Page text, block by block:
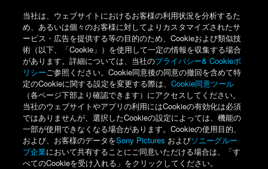
当社は、ウェブサイトにおけるお客様の利用状況を分析するた
め、あるいは個々のお客様に対してよりカスタマイズされたサ
ービス・広告を提供する等の目的のため、Cookieおよび類似技
術（以下、「Cookie」）を使用して一定の情報を収集する場合
があります。詳細については、当社のプライバシー& Cookieポ
リシーご参照ください。Cookie同意後の同意の撤回を含めて特
定のCookieに関する設定を変更する際は、Cookie同意ツール
（各ページ下部より確認できます）にアクセスしてください。
当社のウェブサイトやアプリの利用にはCookieの有効化は必須
ではありませんが、選択したCookieの設定によっては、機能の
一部が使用できなくなる場合があります。Cookieの使用目的、
および、お客様のデータをSony Pictures およびソニーグルー
プ企業において共有することにご同意いただける場合は、「す
べてのCookieを受け入れる」をクリックしてください。